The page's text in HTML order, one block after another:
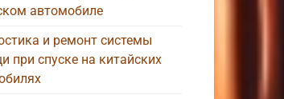
автомобиле
и ремонт системы
при спуске на китайских